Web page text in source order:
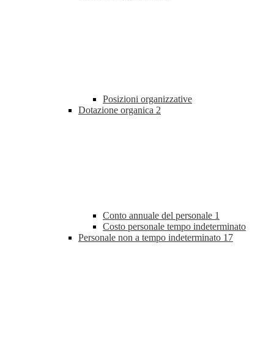
Posizioni organizzative
Dotazione organica 2
Conto annuale del personale 1
Costo personale tempo indeterminato
Personale non a tempo indeterminato 17